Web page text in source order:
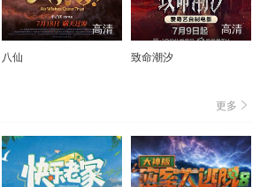
高清
八仙
高清
致命潮汐
更多